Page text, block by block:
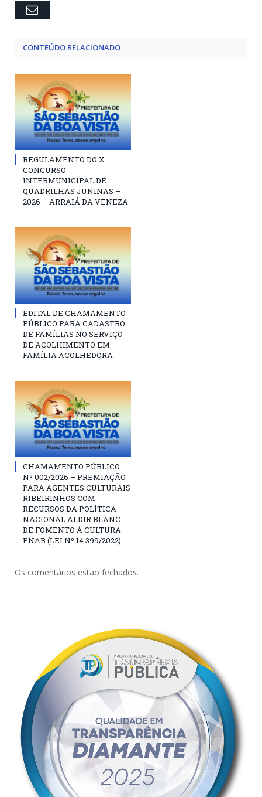
Email
CONTEÚDO RELACIONADO
REGULAMENTO DO X
CONCURSO
INTERMUNICIPAL DE
QUADRILHAS JUNINAS –
2026 – ARRAIÁ DA VENEZA
EDITAL DE CHAMAMENTO
PÚBLICO PARA CADASTRO
DE FAMÍLIAS NO SERVIÇO
DE ACOLHIMENTO EM
FAMÍLIA ACOLHEDORA
CHAMAMENTO PÚBLICO
Nº 002/2026 – PREMIAÇÃO
PARA AGENTES CULTURAIS
RIBEIRINHOS COM
RECURSOS DA POLÍTICA
NACIONAL ALDIR BLANC
DE FOMENTO Á CULTURA –
PNAB (LEI Nº 14.399/2022)
Os comentários estão fechados.